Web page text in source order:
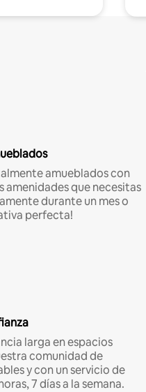
amueblados con
amenidades que necesitas
durante un mes o
perfecta!
larga en espacios
comunidad de
y con un servicio de
7 días a la semana.